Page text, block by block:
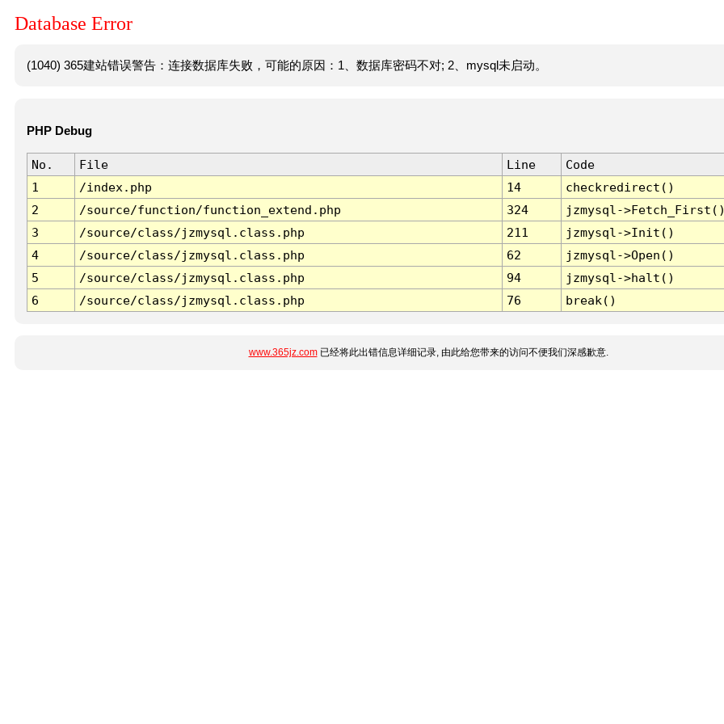
Database Error
(1040) 365建站错误警告：连接数据库失败，可能的原因：1、数据库密码不对; 2、mysql未启动。
PHP Debug
No. File Line
Code
1
/index.php 14
checkredirect()
2
/source/function/function_extend.php 324
jzmysql-
3
/source/class/jzmysql.class.php 211
jzmysql->Init()
4
/source/class/jzmysql.class.php 62
jzmysql->Open()
5
/source/class/jzmysql.class.php 94
jzmysql->halt()
6
/source/class/jzmysql.class.php 76 break()
www.365jz.com已经将此出错信息详细记录, 由此给您带来的访问不便我们深感歉意.